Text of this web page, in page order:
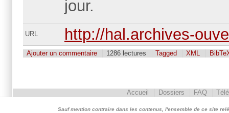
jour.
URL http://hal.archives-
Ajouter un commentaire 1286 lectures Tagged XML
Accueil Dossiers FAQ
Sauf mention contraire dans les contenus, l'ensemble de ce site